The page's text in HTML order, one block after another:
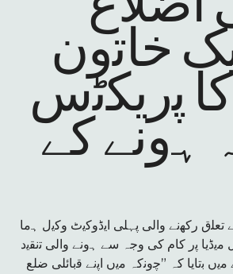
ﺧﺎﺗون
ﭘرﯾﮑﭨس
ﮨوﻧﮯ ﮐﮯ
رﮐﮭﻧﮯ واﻟﯽ ﭘﮩﻠﯽ اﯾڈوﮐﯾٹ وﮐﯾل ﮨﻣﺎ
ﭘر ﮐﺎم ﮐﯽ وﺟہ ﺳﮯ ﮨوﻧﮯ واﻟﯽ ﺗﻧﻘﯾد
ﺑﺗﺎﯾﺎ کہ ”ﭼوﻧکہ ﻣﯾں اﭘﻧﮯ ﻗﺑﺎﺋﻠﯽ ﺿﻠﻊ